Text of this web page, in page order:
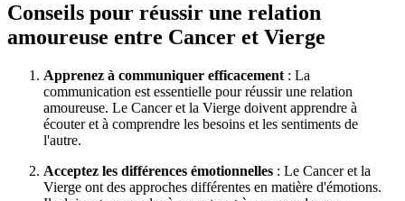
Conseils pour réussir une relation
amoureuse entre Cancer et Vierge
Apprenez à communiquer efficacement : La
communication est essentielle pour réussir une relation
amoureuse. Le Cancer et la Vierge doivent apprendre à
écouter et à comprendre les besoins et les sentiments de
l'autre.
Acceptez les différences émotionnelles : Le Cancer et la
Vierge ont des approches différentes en matière d'émotions.